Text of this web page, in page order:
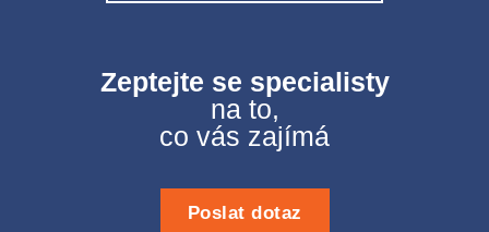
Zeptejte se specialisty
na to,
co vás zajímá
Poslat dotaz